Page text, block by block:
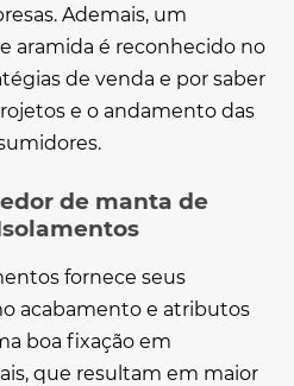
Ademais, um
aramida é reconhecido no
de venda e por saber
e o andamento das
de manta de
fornece seus
acabamento e atributos
boa fixação em
que resultam em maior